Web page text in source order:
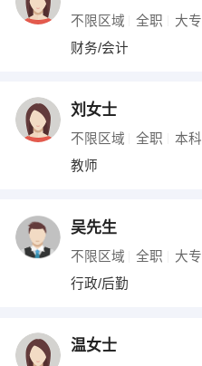
不限区域 全职 大专
财务/会计
刘女士
不限区域 全职 本科
教师
吴先生
不限区域 全职 大专
行政/后勤
温女士